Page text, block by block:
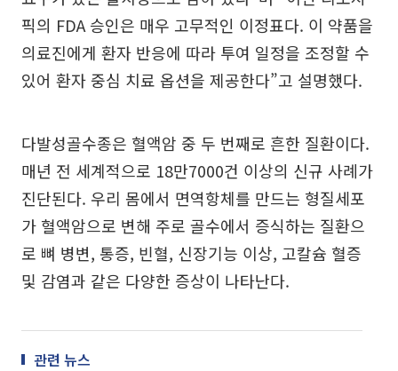
픽의 FDA 승인은 매우 고무적인 이정표다. 이 약품을
의료진에게 환자 반응에 따라 투여 일정을 조정할 수
있어 환자 중심 치료 옵션을 제공한다”고 설명했다.
다발성골수종은 혈액암 중 두 번째로 흔한 질환이다.
매년 전 세계적으로 18만7000건 이상의 신규 사례가
진단된다. 우리 몸에서 면역항체를 만드는 형질세포
가 혈액암으로 변해 주로 골수에서 증식하는 질환으
로 뼈 병변, 통증, 빈혈, 신장기능 이상, 고칼슘 혈증
및 감염과 같은 다양한 증상이 나타난다.
관련 뉴스